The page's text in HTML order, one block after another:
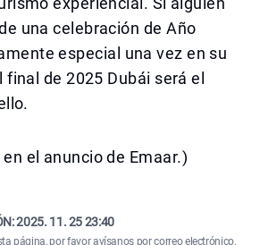
una celebración de Año
especial una vez en su
de 2025 Dubái será el
el anuncio de Emaar.)
2025. 11. 25 23:40
página, por favoravísanos por correo electrónico.